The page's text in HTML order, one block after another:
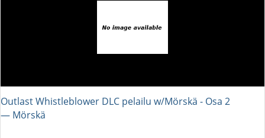
Outlast Whistleblower DLC pelailu w/Mörskä - Osa 2
― Mörskä